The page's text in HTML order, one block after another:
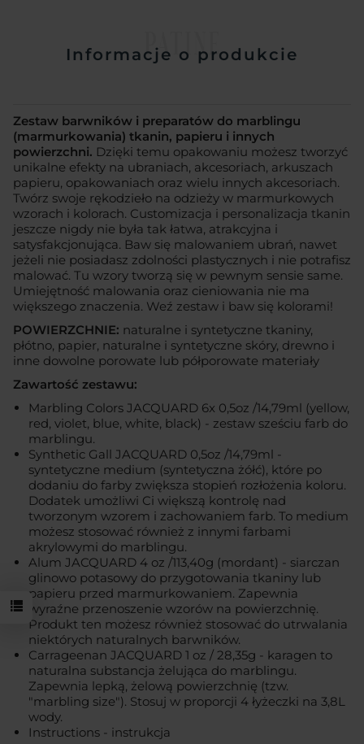
PATINE
Informacje o produkcie
Zestaw barwników i preparatów do marblingu
(marmurkowania) tkanin, papieru i innych
powierzchni. Dzięki temu opakowaniu możesz tworzyć
unikalne efekty na ubraniach, akcesoriach, arkuszach
papieru, opakowaniach oraz wielu innych akcesoriach.
Twórz swoje rękodzieło na odzieży w marmurkowych
wzorach i kolorach. Customizacja i personalizacja tkanin
jeszcze nigdy nie była tak łatwa, atrakcyjna i
satysfakcjonująca. Baw się malowaniem ubrań, nawet
jeżeli nie posiadasz zdolności plastycznych i nie potrafisz
malować. Tu wzory tworzą się w pewnym sensie same.
Umiejętność malowania oraz cieniowania nie ma
większego znaczenia. Weź zestaw i baw się kolorami!
POWIERZCHNIE: naturalne i syntetyczne tkaniny,
płótno, papier, naturalne i syntetyczne skóry, drewno i
inne dowolne porowate lub półporowate materiały
Zawartość zestawu:
Marbling Colors JACQUARD 6x 0,5oz /14,79ml (yellow,
red, violet, blue, white, black) - zestaw sześciu farb do
marblingu.
Synthetic Gall JACQUARD 0,5oz /14,79ml -
syntetyczne medium (syntetyczna żółć), które po
dodaniu do farby zwiększa stopień rozłożenia koloru.
Dodatek umożliwi Ci większą kontrolę nad
tworzonym wzorem i zachowaniem farb. To medium
możesz stosować również z innymi farbami
akrylowymi do marblingu.
Alum JACQUARD 4 oz /113,40g (mordant) - siarczan
glinowo potasowy do przygotowania tkaniny lub
papieru przed marmurkowaniem. Zapewnia
wyraźne przenoszenie wzorów na powierzchnię.
Produkt ten możesz również stosować do utrwalania
niektórych naturalnych barwników.
Carrageenan JACQUARD 1 oz / 28,35g - karagen to
naturalna substancja żelująca do marblingu.
Zapewnia lepką, żelową powierzchnię (tzw.
"marbling size"). Stosuj w proporcji 4 łyżeczki na 3,8L
wody.
Instructions - instrukcja